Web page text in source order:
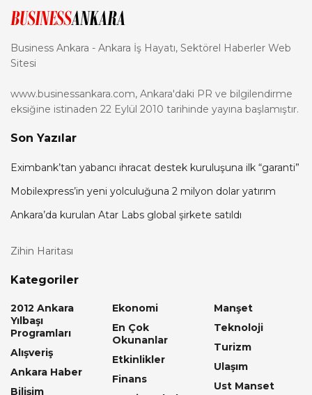
Business Ankara - Ankara İş Hayatı, Sektörel Haberler Web
Sitesi
www.businessankara.com, Ankara'daki PR ve bilgilendirme
eksiğine istinaden 22 Eylül 2010 tarihinde yayına başlamıştır.
Son Yazılar
Eximbank’tan yabancı ihracat destek kuruluşuna ilk “garanti”
Mobilexpress’in yeni yolculuğuna 2 milyon dolar yatırım
Ankara’da kurulan Atar Labs global şirkete satıldı
Zihin Haritası
Kategoriler
2012 Ankara
Yılbaşı
Programları
Alışveriş
Ankara Haber
Bilişim
Ekonomi
En Çok
Okunanlar
Etkinlikler
Finans
Manşet
Teknoloji
Turizm
Ulaşım
Ust Manset